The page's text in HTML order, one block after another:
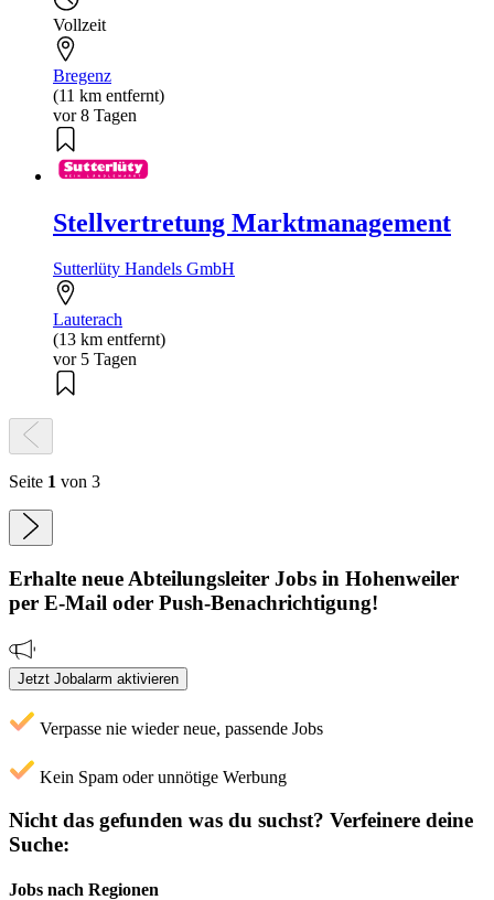
Vollzeit
Bregenz
(11 km entfernt)
vor 8 Tagen
Stellvertretung Marktmanagement
Sutterlüty Handels GmbH
Lauterach
(13 km entfernt)
vor 5 Tagen
Seite 1 von 3
Erhalte neue Abteilungsleiter Jobs in Hohenweiler
per E-Mail oder Push-Benachrichtigung!
Jetzt Jobalarm aktivieren
Verpasse nie wieder neue, passende Jobs
Kein Spam oder unnötige Werbung
Nicht das gefunden was du suchst? Verfeinere deine
Suche:
Jobs nach Regionen